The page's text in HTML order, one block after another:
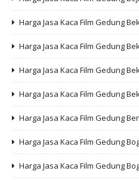
Harga Jasa Kaca Film Gedung
Harga Jasa Kaca Film Gedung
Harga Jasa Kaca Film Gedung
Harga Jasa Kaca Film Gedung
Harga Jasa Kaca Film Gedung
Harga Jasa Kaca Film Gedung
Harga Jasa Kaca Film Gedung